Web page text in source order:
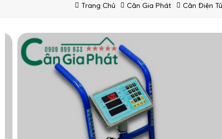
Trang Chủ Cân Gia Phát Cân Điện